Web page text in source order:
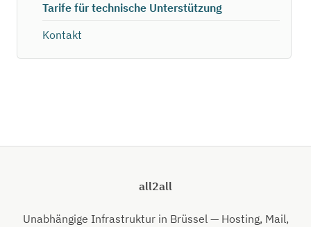
Tarife für technische Unterstützung
Kontakt
all2all
Unabhängige Infrastruktur in Brüssel — Hosting, Mail,